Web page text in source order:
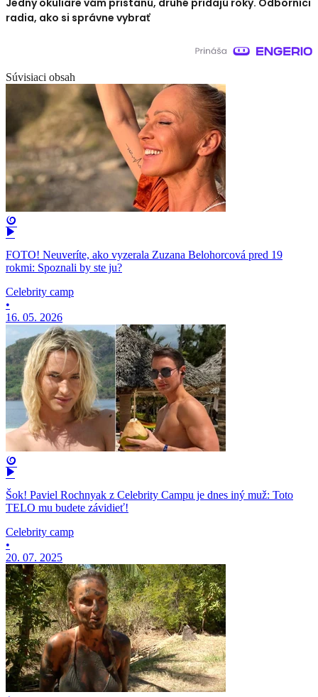
Jedny okuliare vám pristanú, druhé pridajú roky. Odborníci
radia, ako si správne vybrať
Súvisiaci obsah
FOTO! Neuveríte, ako vyzerala Zuzana Belohorcová pred 19
rokmi: Spoznali by ste ju?
Celebrity camp
•
16. 05. 2026
Šok! Paviel Rochnyak z Celebrity Campu je dnes iný muž: Toto
TELO mu budete závidieť!
Celebrity camp
•
20. 07. 2025